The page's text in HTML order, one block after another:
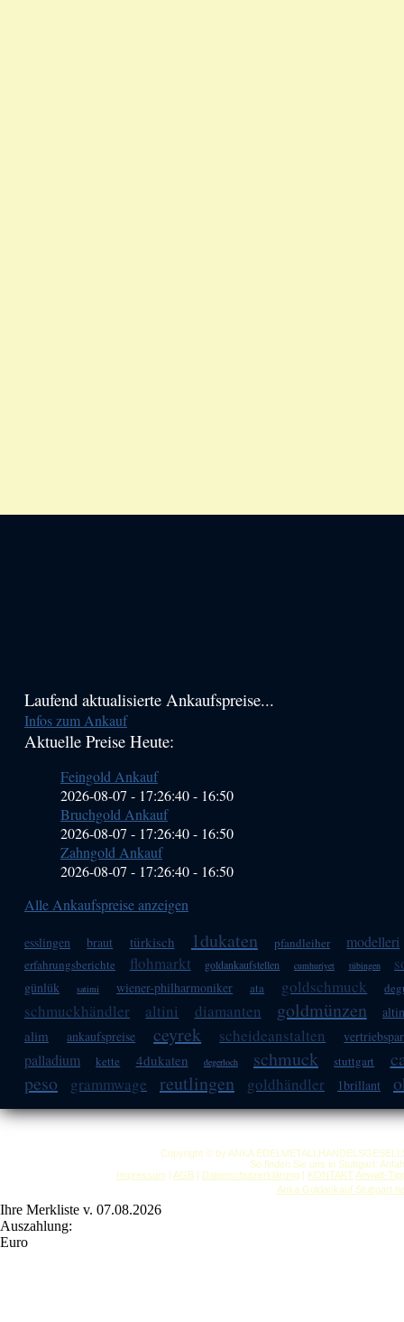
Haupt-
Sidebar
Laufend aktualisierte Ankaufspreise...
Infos zum Ankauf
Aktuelle Preise Heute:
Feingold Ankauf
2026-08-07 - 17:26:40- 16:50
Bruchgold Ankauf
2026-08-07 - 17:26:40- 16:50
Zahngold Ankauf
2026-08-07 - 17:26:40- 16:50
Alle Ankaufspreise anzeigen
esslingen braut türkisch 1dukaten pfandleiher modelleri
erfahrungsberichte flohmarkt goldankaufstellen cumhuriyet tübingen
günlük satimi wiener-philharmoniker ata goldschmuck
schmuckhändler altini diamanten goldmünzen altin
alim ankaufspreise ceyrek scheideanstalten
palladium kette 4dukaten degerloch schmuck stuttgart
peso
grammwage reutlingen goldhändler 1brillant
Copyright © by ANKA
So finden Sie uns in Stuttgart:
Impressum | AGB | Datenschutzerklärung | KONTAKT Anwalt-
Anka Goldankauf Stuttgart
Ihre Merkliste v. 07.08.2026
Auszahlung:
Euro